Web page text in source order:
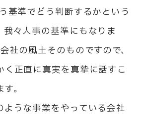
基準でどう判断するかという
々人事の基準にもなりま
社の風土そのものですので、
く正直に真実を真摯に話すこ
。
ような事業をやっている会社